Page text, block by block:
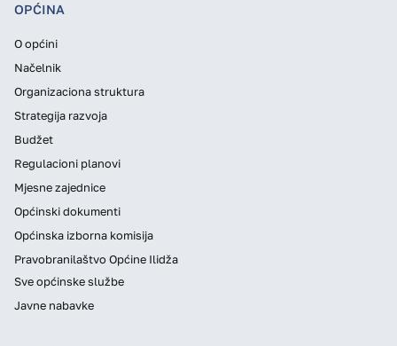
OPĆINA
O općini
Načelnik
Organizaciona struktura
Strategija razvoja
Budžet
Regulacioni planovi
Mjesne zajednice
Općinski dokumenti
Općinska izborna komisija
Pravobranilaštvo Općine Ilidža
Sve općinske službe
Javne nabavke